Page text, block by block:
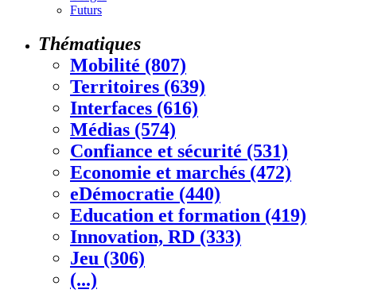
Futurs
Thématiques
Mobilité (807)
Territoires (639)
Interfaces (616)
Médias (574)
Confiance et sécurité (531)
Economie et marchés (472)
eDémocratie (440)
Education et formation (419)
Innovation, RD (333)
Jeu (306)
(...)